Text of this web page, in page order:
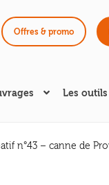
Offres & promo
Les outils
n°43 – canne de